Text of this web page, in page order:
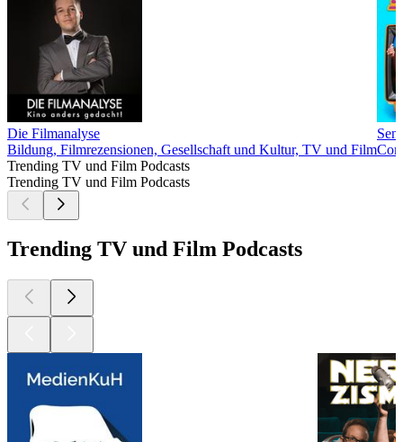
Die Filmanalyse
Bildung, Filmrezensionen, Gesellschaft und Kultur, TV und Film
Trending TV und Film Podcasts
Trending TV und Film Podcasts
Trending TV und Film Podcasts